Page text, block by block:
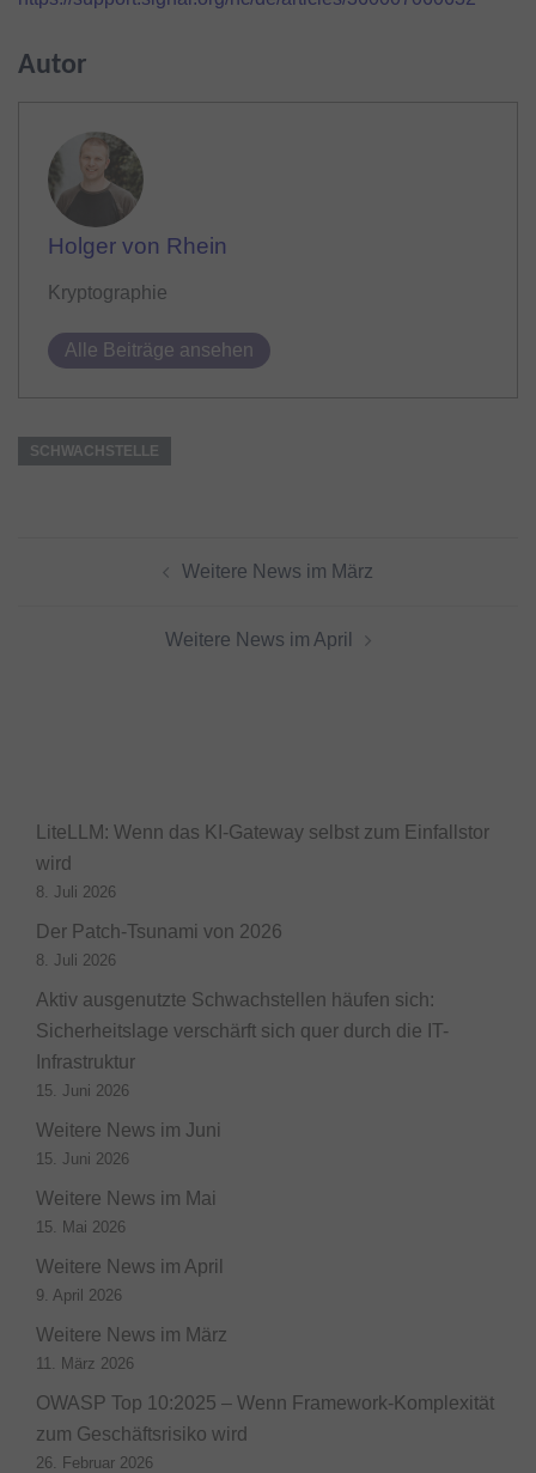
Autor
Holger von Rhein
Kryptographie
Alle Beiträge ansehen
SCHWACHSTELLE
Weitere News im März
Weitere News im April
LiteLLM: Wenn das KI-Gateway selbst zum Einfallstor
wird
8. Juli 2026
Der Patch-Tsunami von 2026
8. Juli 2026
Aktiv ausgenutzte Schwachstellen häufen sich:
Sicherheitslage verschärft sich quer durch die IT-
Infrastruktur
15. Juni 2026
Weitere News im Juni
15. Juni 2026
Weitere News im Mai
15. Mai 2026
Weitere News im April
9. April 2026
Weitere News im März
11. März 2026
OWASP Top 10:2025 – Wenn Framework-Komplexität
zum Geschäftsrisiko wird
26. Februar 2026